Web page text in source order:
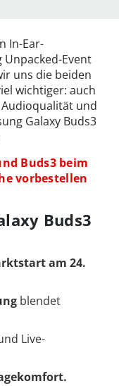
In-Ear-
Event
uns die beiden
wichtiger: auch
und
Galaxy Buds3
Buds3 beim
vorbestellen
Buds3
am 24.
blendet
Live-